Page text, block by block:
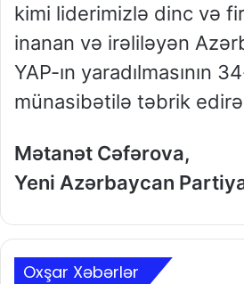
kimi liderimizlə dinc və
inanan və irəliləyən
YAP-ın yaradılmasının
münasibətilə təbrik
Mətanət Cəfərova,
Yeni Azərbaycan
Oxşar Xəbərlər